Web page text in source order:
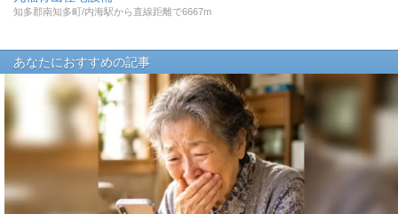
知多郡南知多町/内海駅から直線距離で6667m
あなたにおすすめの記事